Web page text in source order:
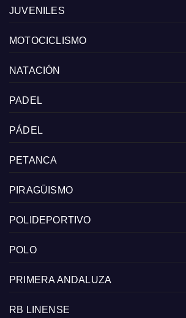
JUVENILES
MOTOCICLISMO
NATACIÓN
PADEL
PÁDEL
PETANCA
PIRAGÜISMO
POLIDEPORTIVO
POLO
PRIMERA ANDALUZA
RB LINENSE